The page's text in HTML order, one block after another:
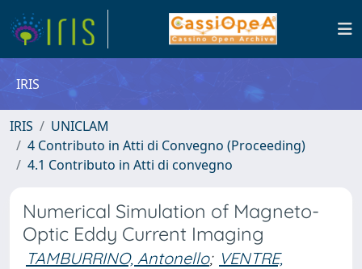
IRIS
IRIS
UNICLAM
4 Contributo in Atti di Convegno (Proceeding)
4.1 Contributo in Atti di convegno
Numerical Simulation of Magneto-
Optic Eddy Current Imaging
TAMBURRINO, Antonello; VENTRE,